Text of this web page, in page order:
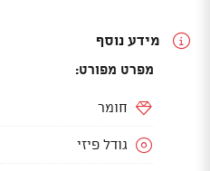
מידע נוסף
מפרט מפורט:
חומר
גודל פיזי